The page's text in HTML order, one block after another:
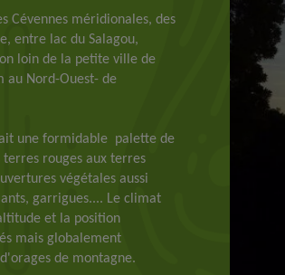
Cévennes méridionales, des
entre lac du Salagou,
loin de la petite ville de
au Nord-Ouest- de
une formidable palette de
terres rouges aux terres
végétales aussi
garrigues.... Le climat
et la position
mais globalement
de montagne.